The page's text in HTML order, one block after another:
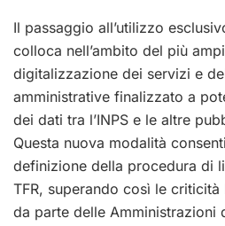
Il passaggio all’utilizzo
colloca nell’ambito del più
digitalizzazione dei servizi e
amministrative finalizzato a
dei dati tra l’INPS e le altre
Questa nuova modalità
definizione della procedura di
TFR, superando così le
da parte delle Amministrazioni